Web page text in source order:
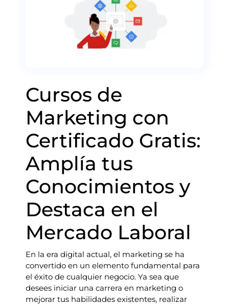
Cursos de
Marketing con
Certificado Gratis:
Amplía tus
Conocimientos y
Destaca en el
Mercado Laboral
En la era digital actual, el marketing se ha
convertido en un elemento fundamental para
el éxito de cualquier negocio. Ya sea que
desees iniciar una carrera en marketing o
mejorar tus habilidades existentes, realizar